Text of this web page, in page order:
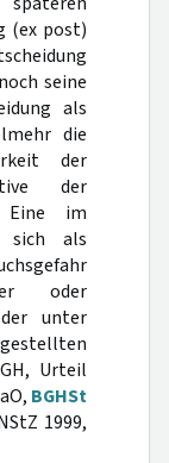
(ex post)
seine
als
die
der
der
Eine im
sich als
oder
unter
Urteil
BGHSt
1999,